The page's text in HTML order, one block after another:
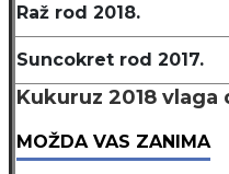
Raž rod 2018.
Suncokret rod 2017.
Kukuruz 2018 vlaga
MOŽDA VAS ZANIMA